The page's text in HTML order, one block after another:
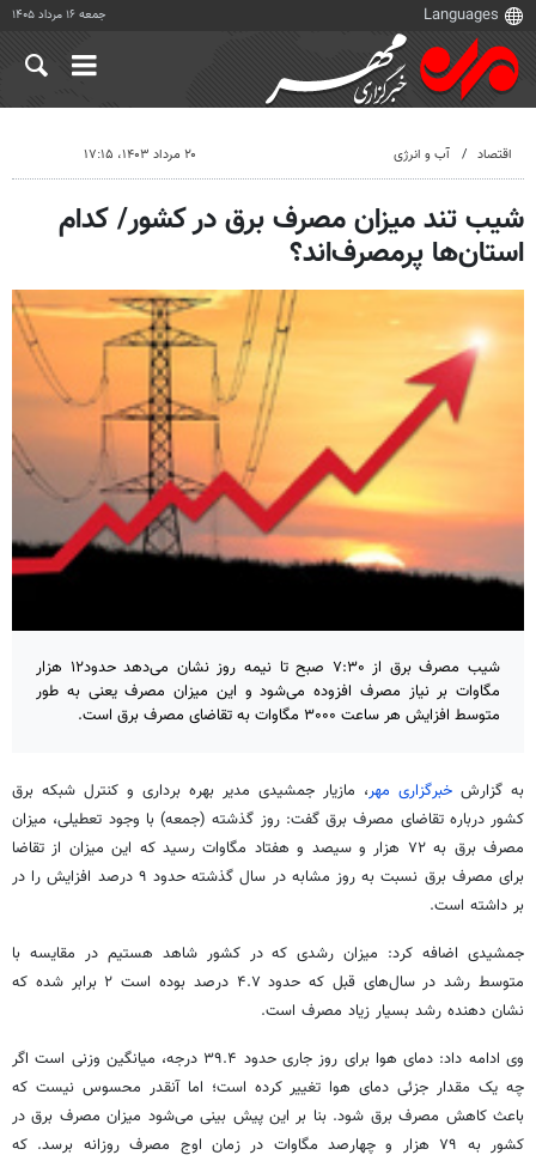
جمعه ۱۶ مرداد ۱۴۰۵
اقتصاد آب و انرژی ۲۰ مرداد ۱۴۰۳، ۱۷:۱۵
شیب تند میزان مصرف برق در کشور/ کدام
استان‌ها پرمصرف‌اند؟
شیب مصرف برق از ۷:۳۰ صبح تا نیمه روز نشان می‌دهد حدود۱۲ هزار
مگاوات بر نیاز مصرف افزوده می‌شود و این میزان مصرف یعنی به طور
متوسط افزایش هر ساعت ۳۰۰۰ مگاوات به تقاضای مصرف برق است.
به گزارش خبرگزاری مهر، مازیار جمشیدی مدیر بهره برداری و کنترل شبکه برق
کشور درباره تقاضای مصرف برق گفت: روز گذشته (جمعه) با وجود تعطیلی، میزان
مصرف برق به ۷۲ هزار و سیصد و هفتاد مگاوات رسید که این میزان از تقاضا
برای مصرف برق نسبت به روز مشابه در سال گذشته حدود ۹ درصد افزایش را در
بر داشته است.
جمشیدی اضافه کرد: میزان رشدی که در کشور شاهد هستیم در مقایسه با
متوسط رشد در سال‌های قبل که حدود ۴.۷ درصد بوده است ۲ برابر شده که
نشان دهنده رشد بسیار زیاد مصرف است.
وی ادامه داد: دمای هوا برای روز جاری حدود ۳۹.۴ درجه، میانگین وزنی است اگر
چه یک مقدار جزئی دمای هوا تغییر کرده است؛ اما آنقدر محسوس نیست که
باعث کاهش مصرف برق شود. بنا بر این پیش بینی می‌شود میزان مصرف برق در
کشور به ۷۹ هزار و چهارصد مگاوات در زمان اوج مصرف روزانه برسد. که